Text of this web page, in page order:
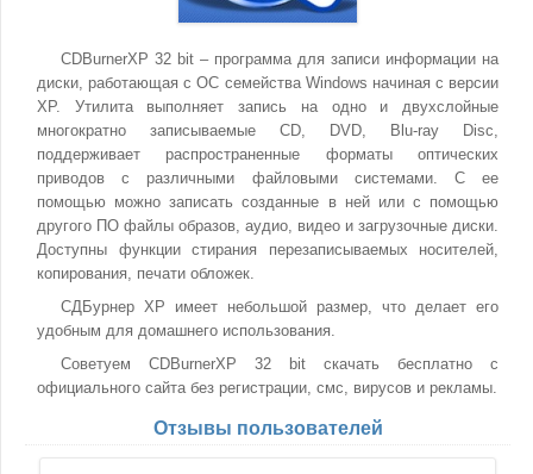
CDBurnerXP 32 bit – программа для записи информации на
диски, работающая с ОС семейства Windows начиная с версии
XP. Утилита выполняет запись на одно и двухслойные
многократно записываемые CD, DVD, Blu-ray Disc,
поддерживает распространенные форматы оптических
приводов с различными файловыми системами. С ее
помощью можно записать созданные в ней или с помощью
другого ПО файлы образов, аудио, видео и загрузочные диски.
Доступны функции стирания перезаписываемых носителей,
копирования, печати обложек.
СДБурнер ХР имеет небольшой размер, что делает его
удобным для домашнего использования.
Советуем CDBurnerXP 32 bit скачать бесплатно с
официального сайта без регистрации, смс, вирусов и рекламы.
Отзывы пользователей